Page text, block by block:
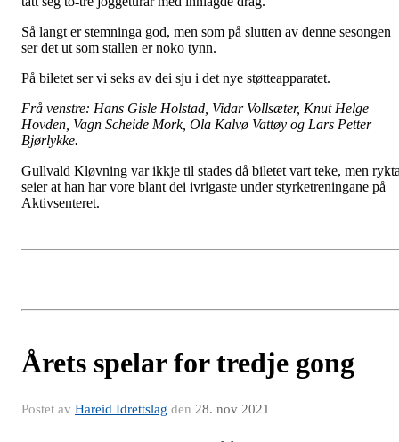
Så langt er stemninga god, men som på slutten av denne sesongen
ser det ut som stallen er noko tynn.
På biletet ser vi seks av dei sju i det nye støtteapparatet.
Frå venstre: Hans Gisle Holstad, Vidar Vollsæter, Knut Helge
Hovden, Vagn Scheide Mork, Ola Kalvø Vattøy og Lars Petter
Bjørlykke.
Gullvald Kløvning var ikkje til stades då biletet vart teke, men
seier at han har vore blant dei ivrigaste under styrketreningane på
Aktivsenteret.
Årets spelar for tredje gong
Postet av Hareid Idrettslag den 28. nov 2021